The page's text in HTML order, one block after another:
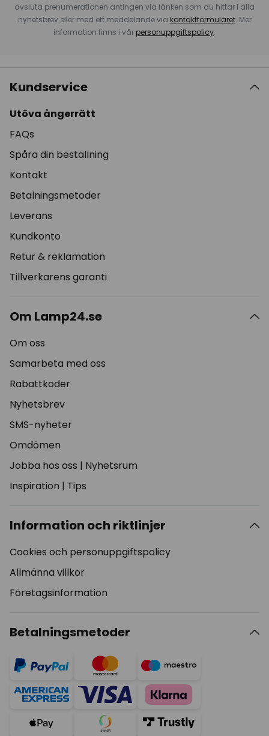
avsluta prenumerationen antingen via länken som du hittar i alla
nyhetsbrev eller med ett meddelande via kontaktformuläret. Mer
information finns i vår personuppgiftspolicy.
Kundservice
Utöva ångerrätt
FAQs
Spåra din beställning
Kontakt
Betalningsmetoder
Leverans
Kundkonto
Retur & reklamation
Tillverkarens garanti
Om Lamp24.se
Om oss
Samarbeta med oss
Rabattkoder
Nyhetsbrev
SMS-nyheter
Omdömen
Jobba hos oss | Nyhetsrum
Inspiration | Tips
Information och riktlinjer
Cookies och personuppgiftspolicy
Allmänna villkor
Företagsinformation
Betalningsmetoder